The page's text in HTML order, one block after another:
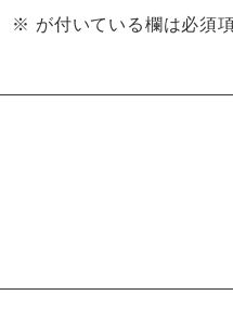
※ が付いている欄は必須